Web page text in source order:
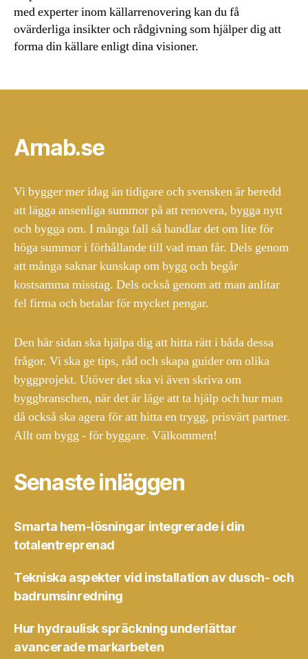
med experter inom källarrenovering kan du få
ovärderliga insikter och rådgivning som hjälper dig att
forma din källare enligt dina visioner.
Arnab.se
Vi bygger mer idag än tidigare och svensken är beredd
att lägga ansenliga summor på att renovera, bygga nytt
och bygga om. I många fall så handlar det om lite för
höga summor i förhållande till vad man får. Dels genom
att många saknar kunskap om bygg och begår
kostsamma misstag. Dels också genom att man anlitar
fel firma och betalar för mycket pengar.
Den här sidan ska hjälpa dig att hitta rätt i båda dessa
frågor. Vi ska ge tips, råd och skapa guider om olika
byggprojekt. Utöver det ska vi även skriva om
byggbranschen, när det är läge att ta hjälp och hur man
då också ska agera för att hitta en trygg, prisvärt partner.
Allt om bygg - för byggare. Välkommen!
Senaste inläggen
Smarta hem-lösningar integrerade i din
totalentreprenad
Tekniska aspekter vid installation av dusch- och
badrumsinredning
Hur hydraulisk spräckning underlättar
avancerade markarbeten